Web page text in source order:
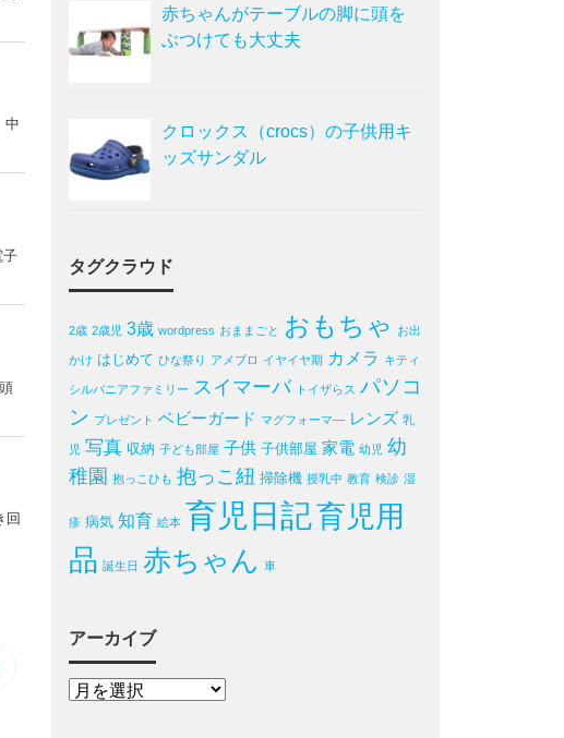
赤ちゃんがテーブルの脚に頭を
ぶつけても大丈夫
クロックス（crocs）の子供用キ
ッズサンダル
タグクラウド
2歳 2歳児 3歳 wordpress おままごと おもちゃ お出
かけ はじめて ひな祭り アメブロ イヤイヤ期 カメラ キティ
シルバニアファミリー スイマーバ トイザらス パソコ
ン プレゼント ベビーガード マグフォーマ― レンズ 乳
児 写真 収納 子ども部屋 子供 子供部屋 家電 幼児 幼
稚園 抱っこひも 抱っこ紐 掃除機 授乳中 教育 検診 湿
疹 病気 知育 絵本 育児日記育児用
品 誕生日 赤ちゃん 車
アーカイブ